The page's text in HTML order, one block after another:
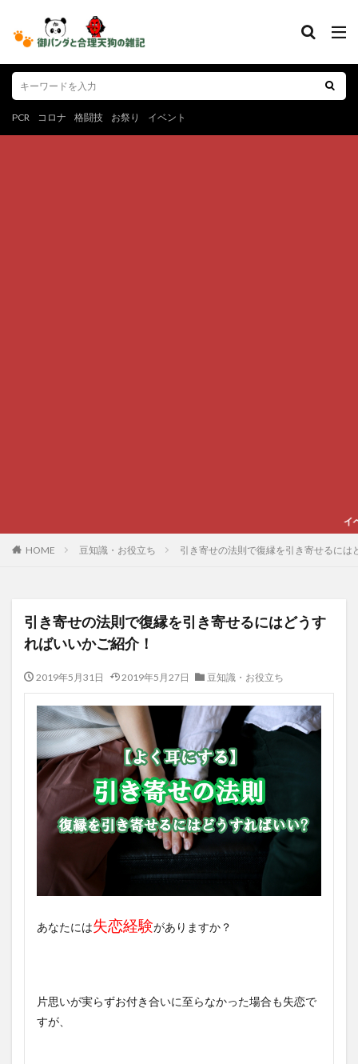
PCR コロナ 格闘技 お祭り イベント
イベントやグルメ、ス
HOME 豆知識・お役立ち 引き寄せの法則で復縁を引き寄せるには
引き寄せの法則で復縁を引き寄せるにはどうす
ればいいかご紹介！
2019年5月31日 2019年5月27日 豆知識・お役立ち
あなたには失恋経験がありますか？
片思いが実らずお付き合いに至らなかった場合も失恋で
すが、